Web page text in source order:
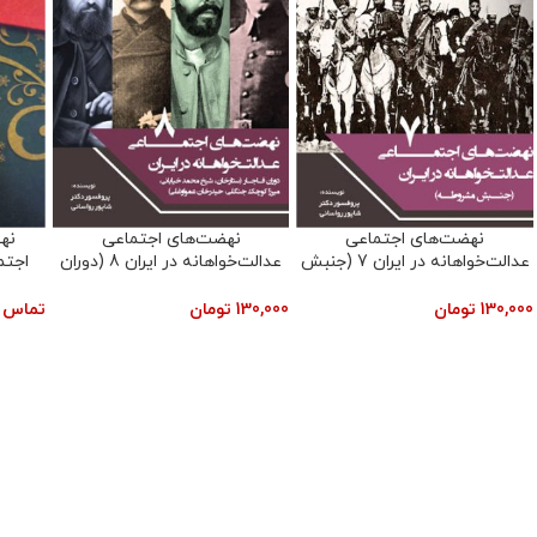
نهضت‌های عدالت‌خواهانه
اجتماعی در ایران 1 (گئومات ـ
تماس بگیرید
نهضت‌های اجتماعی
عدالت‌خواهانه در ایران 2 (دوران
150,000 تومان